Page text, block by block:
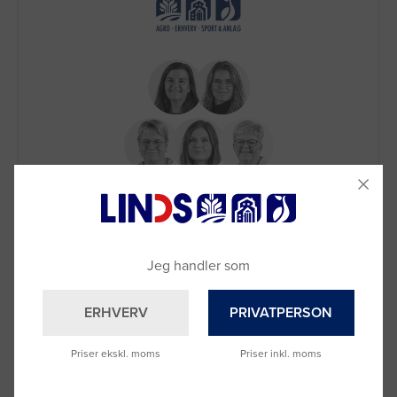
Brug for hjælp?
Ring til os på9992 0233
Du kan også kontakte din lokale sælger
Jeg handler som
ERHVERV
Priser ekskl. moms
PRIVATPERSON
Priser inkl. moms